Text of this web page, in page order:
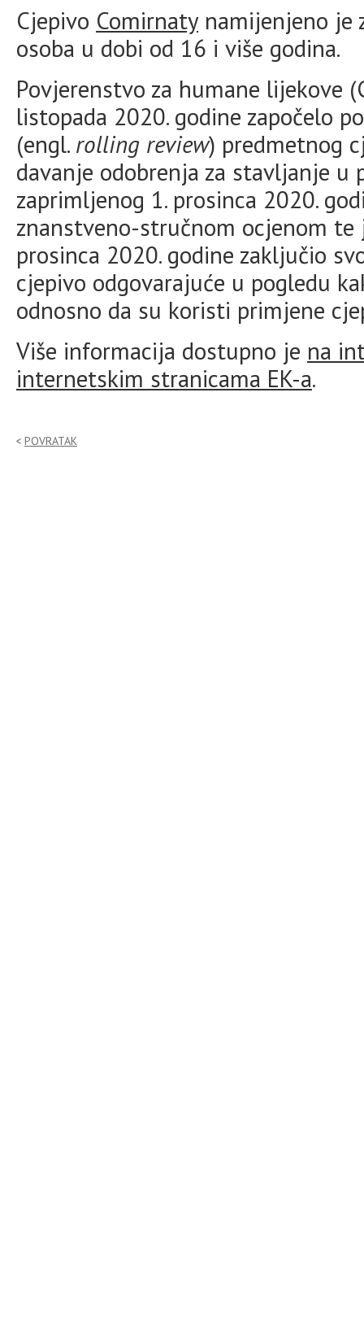
Cjepivo Comirnatynamijenjeno je
osoba u dobi od 16 i više godina.
Povjerenstvo za humane lijekove
listopada 2020. godine započelo
(engl. rolling review) predmetnog
davanje odobrenja za stavljanje
zaprimljenog 1. prosinca 2020.
znanstveno-stručnom ocjenom te
prosinca 2020. godine zaključio
cjepivo odgovarajuće u pogledu
odnosno da su koristi primjene
Više informacija dostupno je na
internetskim stranicama EK-a.
POVRATAK